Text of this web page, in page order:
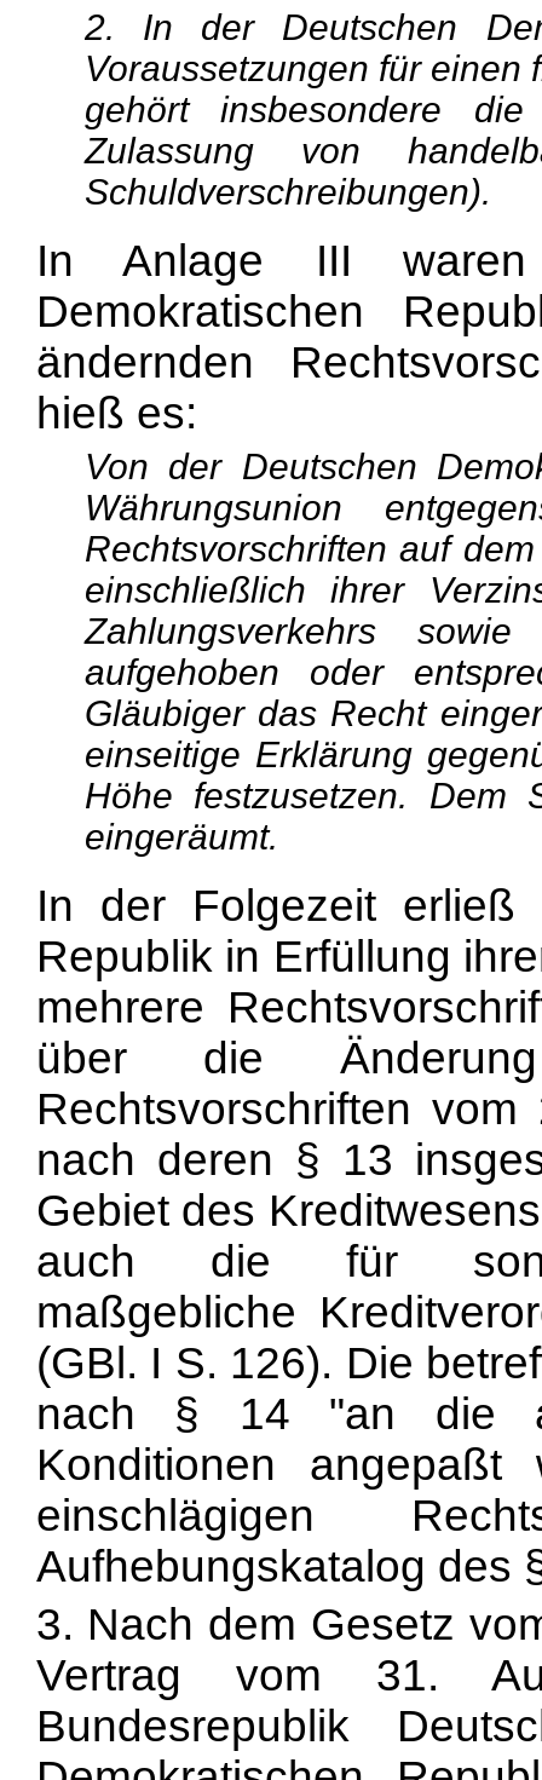
2. In der Deutschen
Voraussetzungen für einen
gehört insbesondere
Zulassung von
Schuldverschreibungen).
In Anlage III
Demokratischen
ändernden
hieß es:
Von der Deutschen
Währungsunion
Rechtsvorschriften auf
einschließlich ihrer
Zahlungsverkehrs
aufgehoben oder
Gläubiger das Recht
einseitige Erklärung
Höhe festzusetzen. Dem
eingeräumt.
In der Folgezeit erließ
Republik in Erfüllung
mehrere
über die
Rechtsvorschriften
nach deren § 13
Gebiet des
auch die für
maßgebliche
(GBl. I S. 126). Die
nach § 14 "an die
Konditionen
einschlägigen
Aufhebungskatalog des
3. Nach dem Gesetz
Vertrag vom 31.
Bundesrepublik